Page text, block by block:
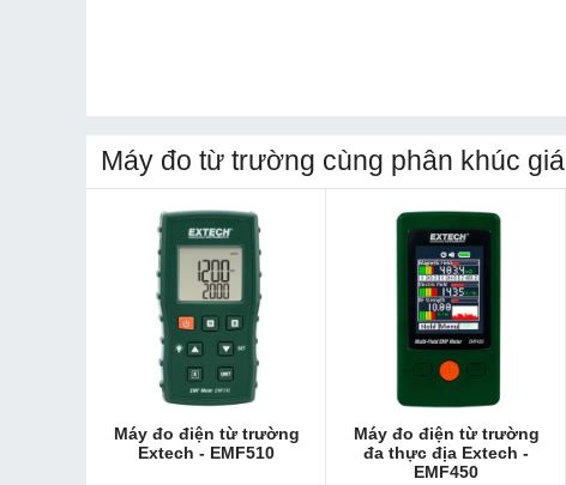
Máy đo từ trường cùng phân khúc giá
Máy đo điện từ trường
Extech - EMF510
Máy đo điện từ trường
đa thực địa Extech -
EMF450